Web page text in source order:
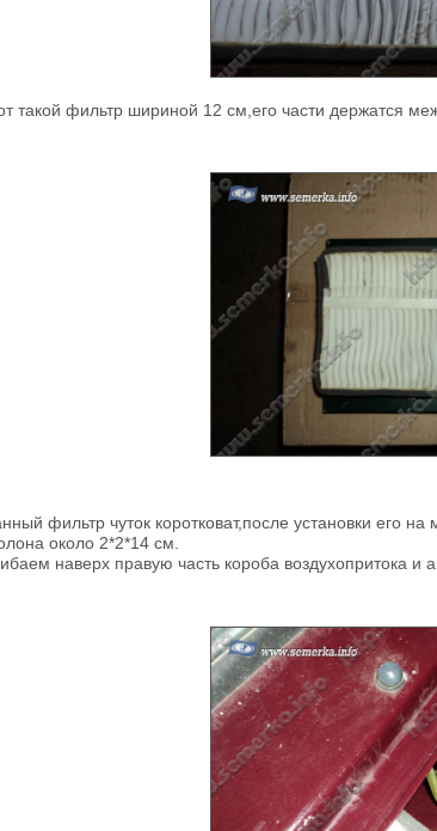
такой фильтр шириной 12 см,его части держатся
фильтр чуток коротковат,после установки его
около 2*2*14 см.
наверх правую часть короба воздухопритока и